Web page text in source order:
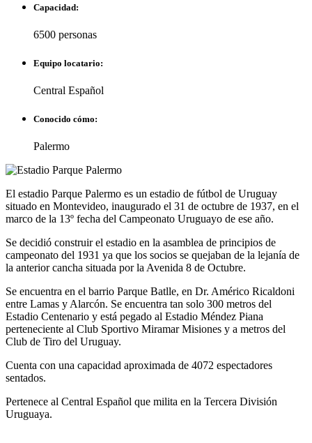
Capacidad:
6500 personas
Equipo locatario:
Central Español
Conocido cómo:
Palermo
El estadio Parque Palermo es un estadio de fútbol de Uruguay
situado en Montevideo, inaugurado el 31 de octubre de 1937, en el
marco de la 13º fecha del Campeonato Uruguayo de ese año.
Se decidió construir el estadio en la asamblea de principios de
campeonato del 1931 ya que los socios se quejaban de la lejanía de
la anterior cancha situada por la Avenida 8 de Octubre.
Se encuentra en el barrio Parque Batlle, en Dr. Américo Ricaldoni
entre Lamas y Alarcón. Se encuentra tan solo 300 metros del
Estadio Centenario y está pegado al Estadio Méndez Piana
perteneciente al Club Sportivo Miramar Misiones y a metros del
Club de Tiro del Uruguay.
Cuenta con una capacidad aproximada de 4072 espectadores
sentados.
Pertenece al Central Español que milita en la Tercera División
Uruguaya.